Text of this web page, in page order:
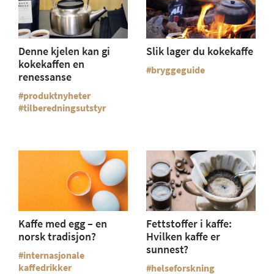
Denne kjelen kan gi
kokekaffen en
renessanse
produktnyheter
tilberedningsutstyr
Slik lager du kokekaffe
bryggeguide
Kaffe med egg – en
norsk tradisjon?
internasjonale
kaffedrikker
Fettstoffer i kaffe:
Hvilken kaffe er
sunnest?
helseforskning